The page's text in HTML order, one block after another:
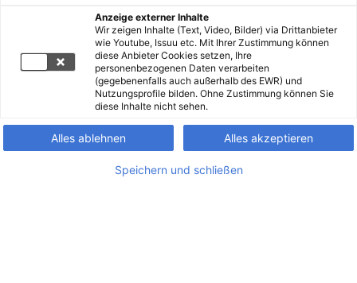
Anzeige externer Inhalte
Wir zeigen Inhalte (Text, Video, Bilder) via Drittanbieter
wie Youtube, Issuu etc. Mit Ihrer Zustimmung können
diese Anbieter Cookies setzen, Ihre
personenbezogenen Daten verarbeiten
(gegebenenfalls auch außerhalb des EWR) und
Nutzungsprofile bilden. Ohne Zustimmung können Sie
diese Inhalte nicht sehen.
Alles ablehnen Alles akzeptieren
Speichern und schließen